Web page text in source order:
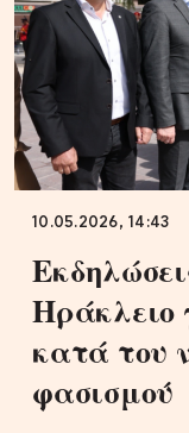
10.05.2026, 14:43
Ηράκλειο
κατά του
φασισμού